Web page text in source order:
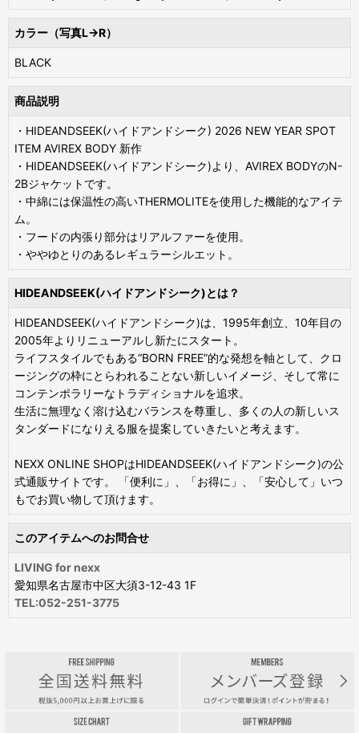
カラー（写真L→R）
BLACK
商品説明
・HIDEANDSEEK(ハイドアンドシーク) 2026 NEW YEAR SPOT
ITEM AVIREX BODY 新作
・HIDEANDSEEK(ハイドアンドシーク)より、AVIREX BODYのN-
2Bジャケットです。
・中綿には保温性の高いTHERMOLITEを使用した機能的なアイテ
ム。
・フードの内張り部分はリアルファーを使用。
・ややゆとりのあるレギュラーシルエット。
HIDEANDSEEK(ハイドアンドシーク)とは？
HIDEANDSEEK(ハイドアンドシーク)は、1995年創立、10年目の
2005年よりリニューアルし新たにスタート。
ライフスタイルでもある“BORN FREE”的な発想を軸として、クロ
ージングの枠にとらわれることない新しいイメージ、そして常に
コンテンポラリーなトラディショナルを追求。
生活に無理なく溶け込むバランスを尊重し、多くの人の新しいス
タンダードになりえる服を提案していきたいと考えます。
NEXX ONLINE SHOPはHIDEANDSEEK(ハイドアンドシーク)の公
式通販サイトです。 「便利に」、「お得に」、「安心して」いつ
もでお買い物して頂けます。
このアイテムへのお問合せ
LIVING for nexx
愛知県名古屋市中区大須3-12-43 1F
TEL:052-251-3775